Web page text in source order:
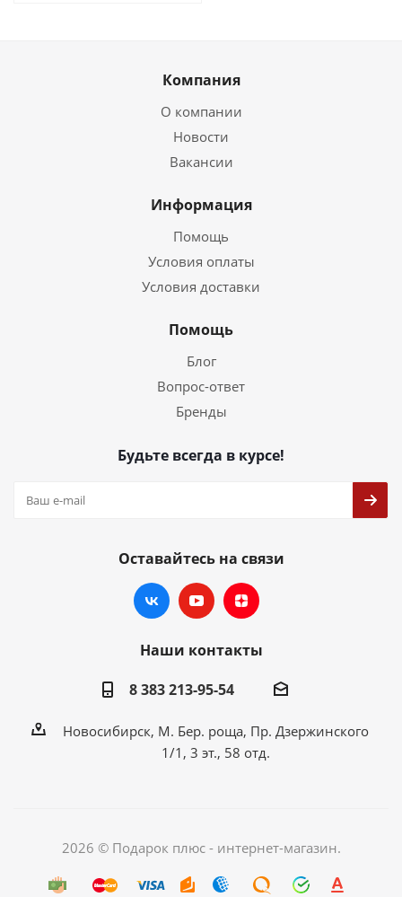
Компания
О компании
Новости
Вакансии
Информация
Помощь
Условия оплаты
Условия доставки
Помощь
Блог
Вопрос-ответ
Бренды
Будьте всегда в курсе!
Оставайтесь на связи
Наши контакты
8 383 213-95-54
Новосибирск, М. Бер. роща, Пр. Дзержинского
1/1, 3 эт., 58 отд.
2026 © Подарок плюс - интернет-магазин.